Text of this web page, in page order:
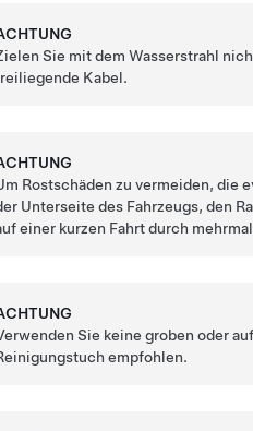
Sie mit dem Wasserstrahl
Kabel.
Rostschäden zu vermeiden, die
Unterseite des Fahrzeugs, den
einer kurzen Fahrt durch
Sie keine groben oder
empfohlen.